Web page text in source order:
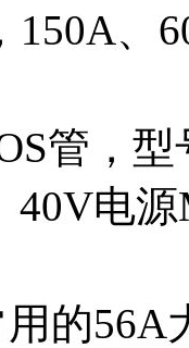
150A、
管，
40V电
的56A